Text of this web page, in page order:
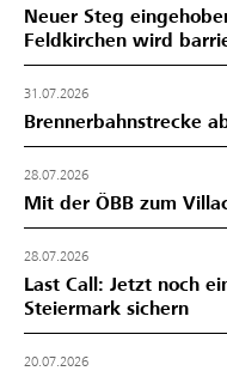
Neuer Steg
Feldkirchen wird
31.07.2026
Brennerbahnstrecke
28.07.2026
Mit der ÖBB zum
28.07.2026
Last Call: Jetzt noch
Steiermark sichern
20.07.2026